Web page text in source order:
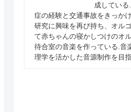
成してい
症の経験と交通事故をきっか
研究に興味を再び持ち、オル
て赤ちゃんの寝かしつけのオ
待合室の音楽を作っている.音
理学を活かした音源制作を目